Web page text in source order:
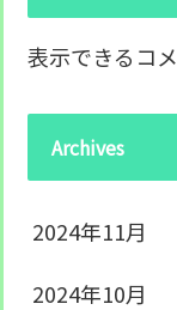
表示できるコ
Archives
2024年11月
2024年10月